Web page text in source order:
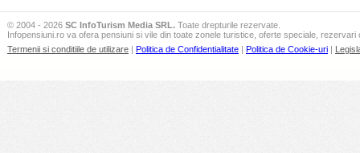
© 2004 - 2026 SC InfoTurism Media SRL. Toate drepturile rezervate.
Infopensiuni.ro va ofera pensiuni si vile din toate zonele turistice, oferte speciale, rezervari
Termenii si conditiile de utilizare | Politica de Confidentialitate | Politica de Cookie-uri |